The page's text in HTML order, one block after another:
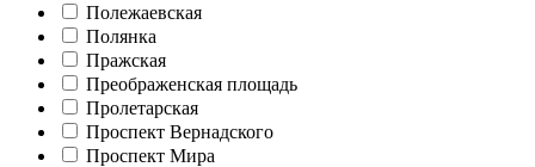
Полежаевская
Полянка
Пражская
Преображенская площадь
Пролетарская
Проспект Вернадского
Проспект Мира